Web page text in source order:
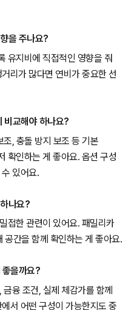
을 주나요?
유지비에 직접적인 영향을 줘
리가 많다면 연비가 중요한 선
비교해야 하나요?
, 충돌 방지 보조 등 기본
확인하는 게 좋아요. 옵션 구성
있어요.
나요?
접한 관련이 있어요. 패밀리카
간을 함께 확인하는 게 좋아요.
좋을까요?
융 조건, 실제 체감가를 함께
서 어떤 구성이 가능한지도 중